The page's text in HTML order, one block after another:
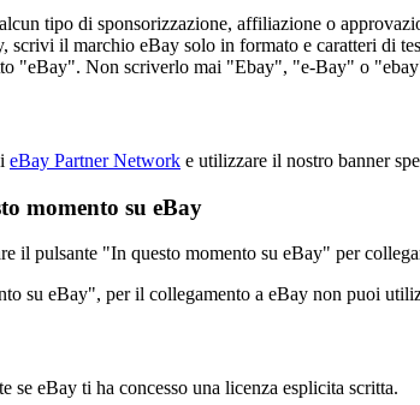
tipo di sponsorizzazione, affiliazione o
scrivi il marchio eBay solo in formato e caratteri di
"eBay". Non scriverlo mai "Ebay", "e-Bay" o
eBay Partner Network e utilizzare il nostro banner
momento su eBay
il pulsante "In questo momento su eBay" per
su eBay", per il collegamento a eBay non puoi
se eBay ti ha concesso una licenza esplicita scritta.